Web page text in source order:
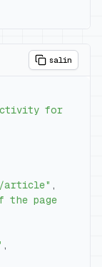
salin
for
article" ,
the page
,